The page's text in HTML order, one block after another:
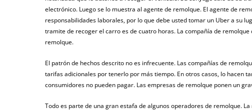
electrónico. Luego se lo muestra al agente de remolque. El agente de
responsabilidades laborales, por lo que debe usted tomar un Uber a su
tramite de recoger el carro es de cuatro horas. La compañía de
remolque.
El patrón de hechos descrito no es infrecuente. Las compañías de
tarifas adicionales por tenerlo por más tiempo. En otros casos, lo hacen
consumidores no pueden pagar. Las empresas de remolque ponen un
Todo es parte de una gran estafa de algunos operadores de remolque.